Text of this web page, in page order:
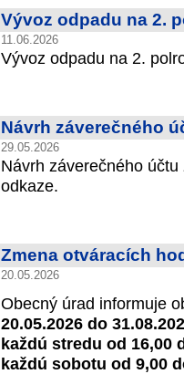
Vývoz odpadu na 2.
11.06.2026
Vývoz odpadu na 2.
Návrh záverečného
29.05.2026
Návrh záverečného
odkaze.
Zmena otváracích
20.05.2026
Obecný úrad informuje
20.05.2026 do
každú stredu od 16,00
každú sobotu od 9,00